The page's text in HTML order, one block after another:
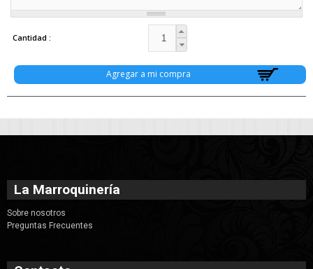
Cantidad
La Marroquinería
Sobre nosotros
Preguntas Frecuentes